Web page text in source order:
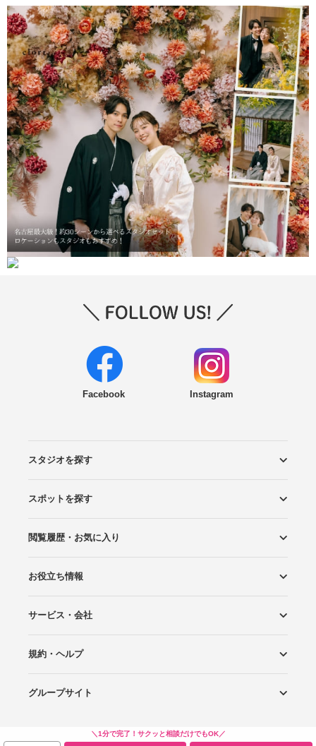
＼1分で完了！サクッと相談だけでもOK／
Facebook Instagram
スタジオを探す
エリアから探す
こだわりから探す
NEW PHOTO STYLE
プランから探す
フォトタイプ診断
フォトグラファーから探す
国内リゾートから探す
スポットを探す
ロケーションから探す
スタジオから探す
閲覧履歴・お気に入り
閲覧スタジオ
お気に入り
お役立ち情報
Wedding Photo マガジン
はじめてガイド
サービス・会社
Photoraitとは
スタジオの掲載について
お問い合わせ
運営会社
サイトマップ
規約・ヘルプ
プライバシーポリシー
利用規約
ヘルプ
グループサイト
Wedding Park
Wedding Park 海外